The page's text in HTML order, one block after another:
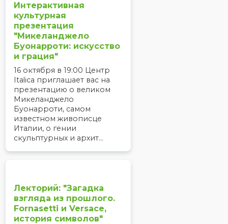
Интерактивная
культурная
презентация
"Микеланджело
Буонарроти: искусство
и грация"
16 октября в 19:00 Центр
Italica приглашает вас на
презентацию о великом
Микеланджело
Буонарроти, самом
известном живописце
Италии, о гении
скульптурных и архит...
Лекторий: "Загадка
взгляда из прошлого.
Fornasetti и Versace,
история символов"